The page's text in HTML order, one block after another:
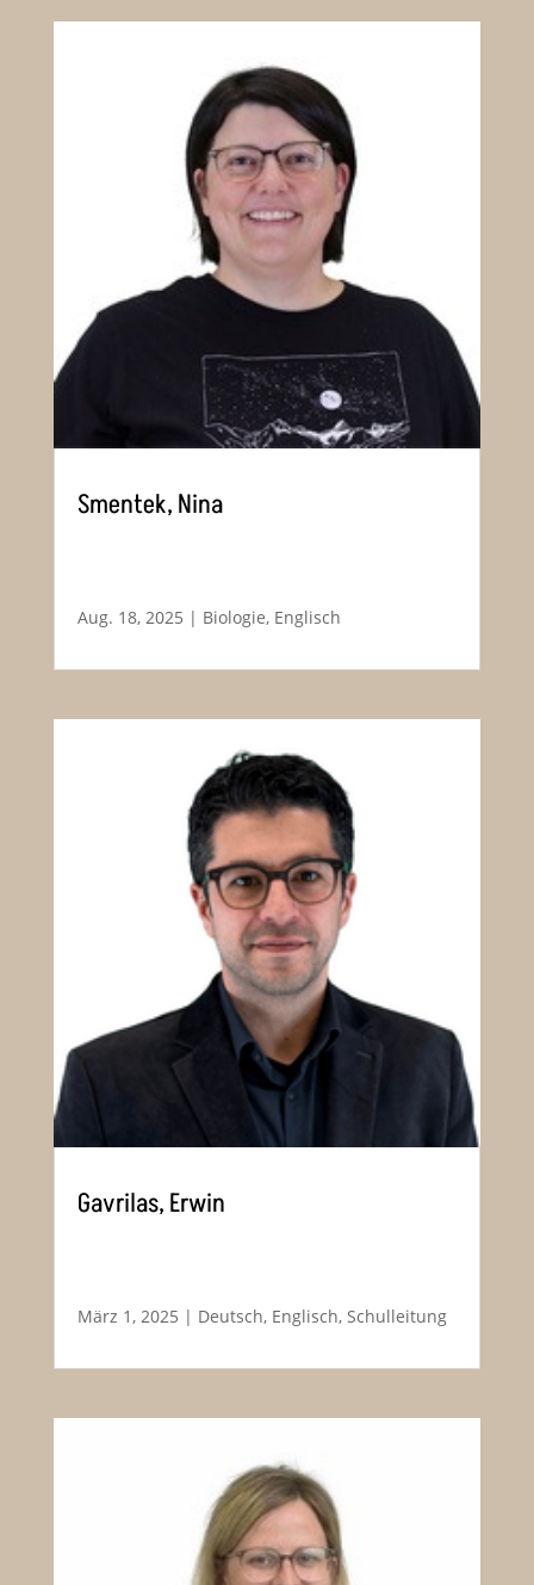
Smentek, Nina
Aug. 18, 2025 | Biologie, Englisch
Gavrilas, Erwin
März 1, 2025 | Deutsch, Englisch, Schulleitung